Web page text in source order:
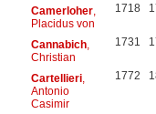
Camerloher,
Placidus von
1718
Cannabich,
Christian
1731
Cartellieri,
Antonio
Casimir
1772